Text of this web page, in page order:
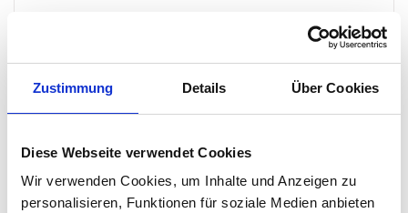
Zustimmung Details Über Cookies
Diese Webseite verwendet Cookies
Wir verwenden Cookies, um Inhalte und Anzeigen zu
personalisieren, Funktionen für soziale Medien anbieten
Wählen Sie aus einer Vielzahl von Farben, um das perfekte
garngefärbte Bio-Baumwolle verleiht jedem Kissen eine
Entspannen Sie im Freien mit FERM LIVING